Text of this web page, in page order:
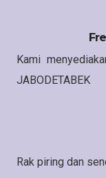
Kami
JABODETABEK
Rak piring dan